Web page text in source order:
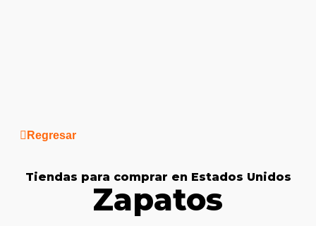
Regresar
Tiendas para comprar en Estados Unidos
Zapatos